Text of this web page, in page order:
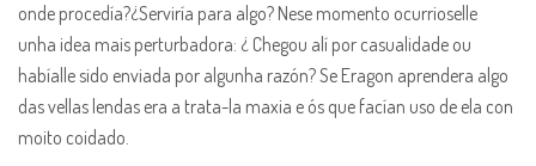
onde procedía?¿Serviría para algo? Nese momento ocurrioselle
unha idea mais perturbadora: ¿ Chegou alí por casualidade ou
habíalle sido enviada por algunha razón? Se Eragon aprendera algo
das vellas lendas era a trata-la maxia e ós que facían uso de ela con
moito coidado.